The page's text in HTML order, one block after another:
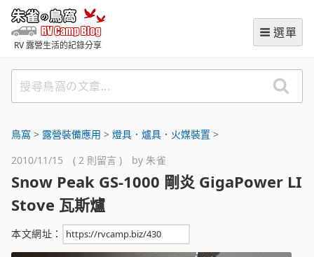
至
內
朱雀の鳥窩
RV 露營生活的記錄分享
選單
搜
尋
窩
文
章
鳥窩 > 露營裝備應用 > 燈具．爐具．火媒裝置 >
2010/11/15 ( 2 則留言 ) by 朱雀
Snow Peak GS-1000 剛炎 GigaPower LI
Stove 瓦斯爐
本文網址：